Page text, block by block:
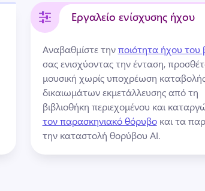
Εργαλείο ενίσχυσης ήχου
Αναβαθμίστε την ποιότητα ήχου του
σας ενισχύοντας την ένταση,
μουσική χωρίς υποχρέωση
δικαιωμάτων εκμετάλλευσης από τη
βιβλιοθήκη περιεχομένου και
τον παρασκηνιακό θόρυβο και τα
την καταστολή θορύβου ΑΙ.